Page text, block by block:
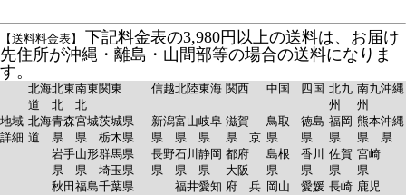
【送料料金表】
下記料金表の3,980円以上の送料は、お届け
先住所が沖縄・離島・山間部等の場合の送料になりま
す。
北海
道
北東
北
南東
北
関東 信越北陸東海 関西 中国 四国 北九
州
南九
州
沖縄
地域
詳細
北海
道
青森
県
岩手
県
秋田
宮城
県
山形
県
福島
茨城県
栃木県
群馬県
埼玉県
千葉県
新潟
県
長野
県
富山
県
石川
県
福井
岐阜
県
静岡
県
愛知
滋賀
県 京
都府
大阪
府 兵
鳥取
県
島根
県
岡山
徳島
県
香川
県
愛媛
福岡
県
佐賀
県
長崎
熊本
県
宮崎
県
鹿児
沖縄
県